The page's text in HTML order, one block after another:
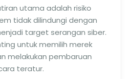
utama adalah risiko
tidak dilindungi dengan
target serangan siber.
untuk memilih merek
melakukan pembaruan
teratur.